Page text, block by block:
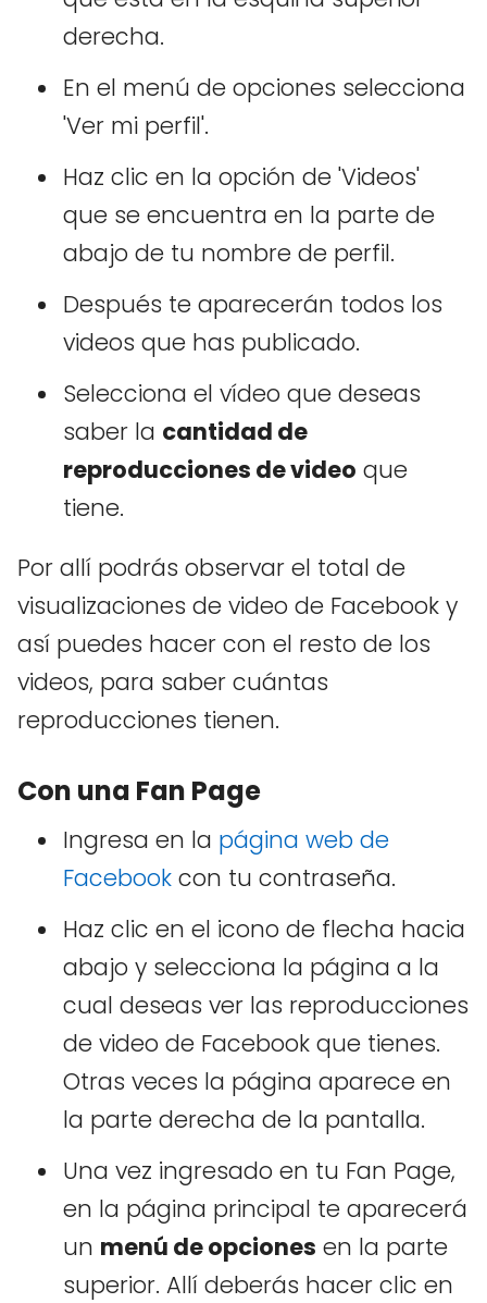
derecha.
En el menú de opciones selecciona
'Ver mi perfil'.
Haz clic en la opción de 'Videos'
que se encuentra en la parte de
abajo de tu nombre de perfil.
Después te aparecerán todos los
videos que has publicado.
Selecciona el vídeo que deseas
saber la cantidad de
reproducciones de video que
tiene.
Por allí podrás observar el total de
visualizaciones de video de Facebook y
así puedes hacer con el resto de los
videos, para saber cuántas
reproducciones tienen.
Con una Fan Page
Ingresa en la página web de
Facebook con tu contraseña.
Haz clic en el icono de flecha hacia
abajo y selecciona la página a la
cual deseas ver las reproducciones
de video de Facebook que tienes.
Otras veces la página aparece en
la parte derecha de la pantalla.
Una vez ingresado en tu Fan Page,
en la página principal te aparecerá
un menú de opciones en la parte
superior. Allí deberás hacer clic en